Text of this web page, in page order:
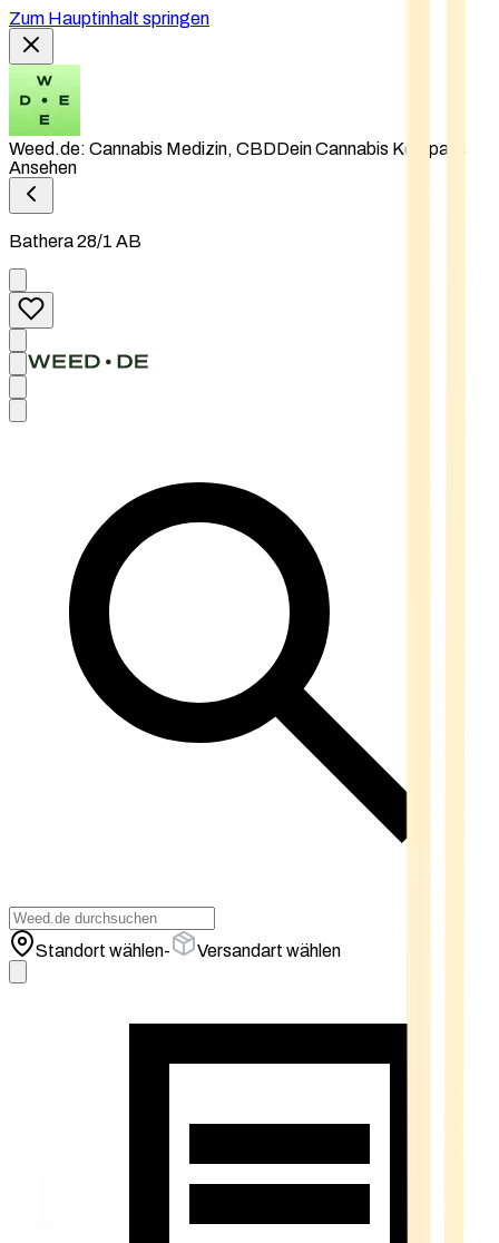
Zum Hauptinhalt springen
Weed.de: Cannabis Medizin, CBDDein Cannabis Kompass
Ansehen
Bathera 28/1 AB
Standort wählen- Versandart wählen